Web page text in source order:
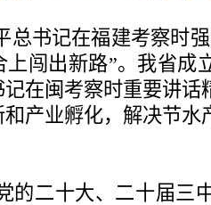
总书记在福建考察时
上闯出新路”。我省成
在闽考察时重要讲话
产业孵化，解决节
的二十大、二十届三